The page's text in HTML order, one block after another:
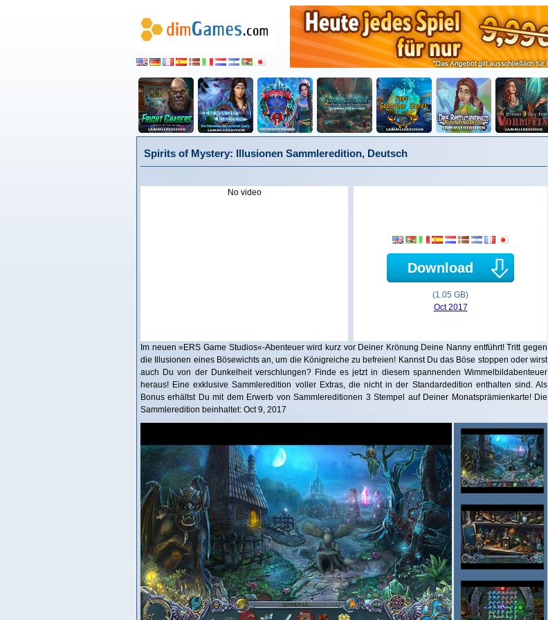
Spirits of Mystery: Illusionen Sammleredition, Deutsch
No video
Download
(1.05 GB)
Oct 2017
Im neuen »ERS Game Studios«-Abenteuer wird kurz vor Deiner Krönung Deine Nanny entführt! Tritt gegen
die Illusionen eines Bösewichts an, um die Königreiche zu befreien! Kannst Du das Böse stoppen oder wirst
auch Du von der Dunkelheit verschlungen? Finde es jetzt in diesem spannenden Wimmelbildabenteuer
heraus! Eine exklusive Sammleredition voller Extras, die nicht in der Standardedition enthalten sind. Als
Bonus erhältst Du mit dem Erwerb von Sammlereditionen 3 Stempel auf Deiner Monatsprämienkarte! Die
Sammleredition beinhaltet: Oct 9, 2017